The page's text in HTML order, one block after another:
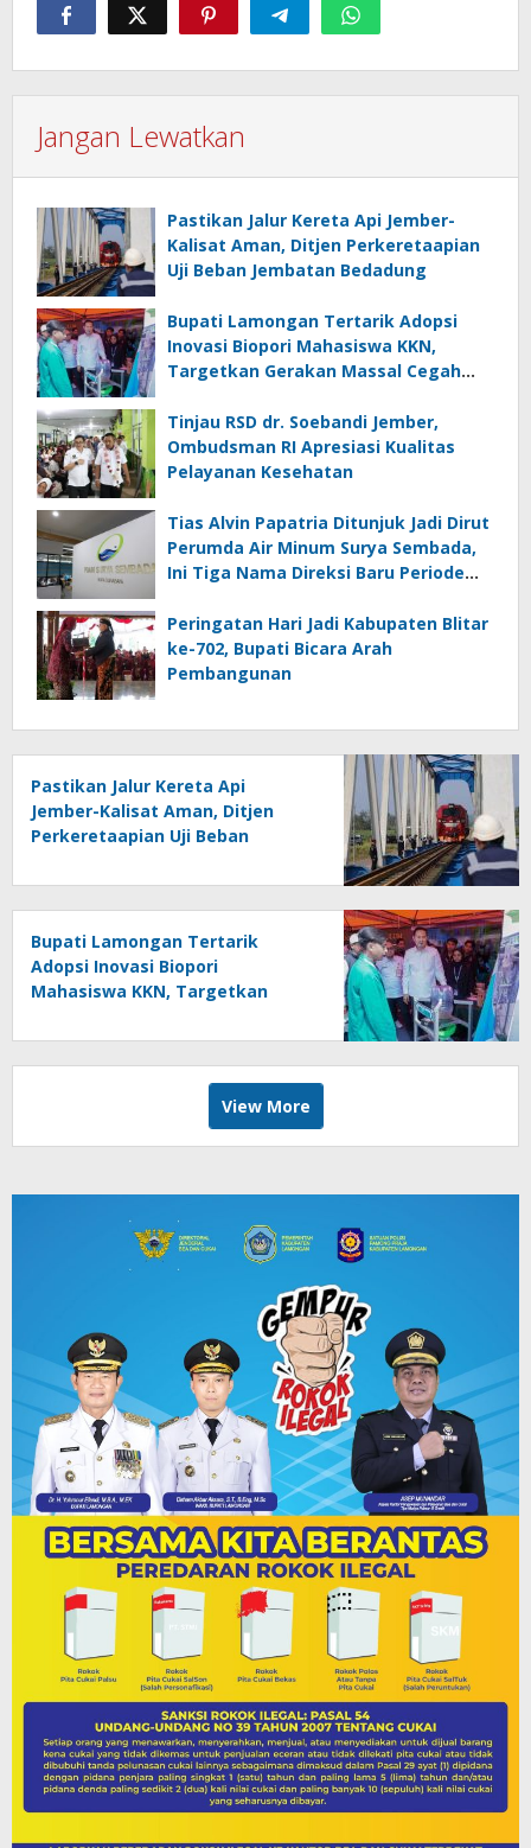
Jangan Lewatkan
Pastikan Jalur Kereta Api Jember-
Kalisat Aman, Ditjen Perkeretaapian
Uji Beban Jembatan Bedadung
Bupati Lamongan Tertarik Adopsi
Inovasi Biopori Mahasiswa KKN,
Targetkan Gerakan Massal Cegah
Tinjau RSD dr. Soebandi Jember,
Ombudsman RI Apresiasi Kualitas
Pelayanan Kesehatan
Tias Alvin Papatria Ditunjuk Jadi Dirut
Perumda Air Minum Surya Sembada,
Ini Tiga Nama Direksi Baru Periode
Peringatan Hari Jadi Kabupaten Blitar
ke-702, Bupati Bicara Arah
Pembangunan
Pastikan Jalur Kereta Api
Jember-Kalisat Aman, Ditjen
Perkeretaapian Uji Beban
Bupati Lamongan Tertarik
Adopsi Inovasi Biopori
Mahasiswa KKN, Targetkan
View More